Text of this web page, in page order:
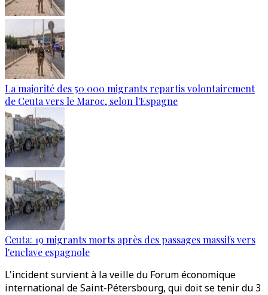
La majorité des 50 000 migrants repartis volontairement
de Ceuta vers le Maroc, selon l'Espagne
Ceuta: 19 migrants morts après des passages massifs vers
l'enclave espagnole
L'incident survient à la veille du Forum économique
international de Saint-Pétersbourg, qui doit se tenir du 3